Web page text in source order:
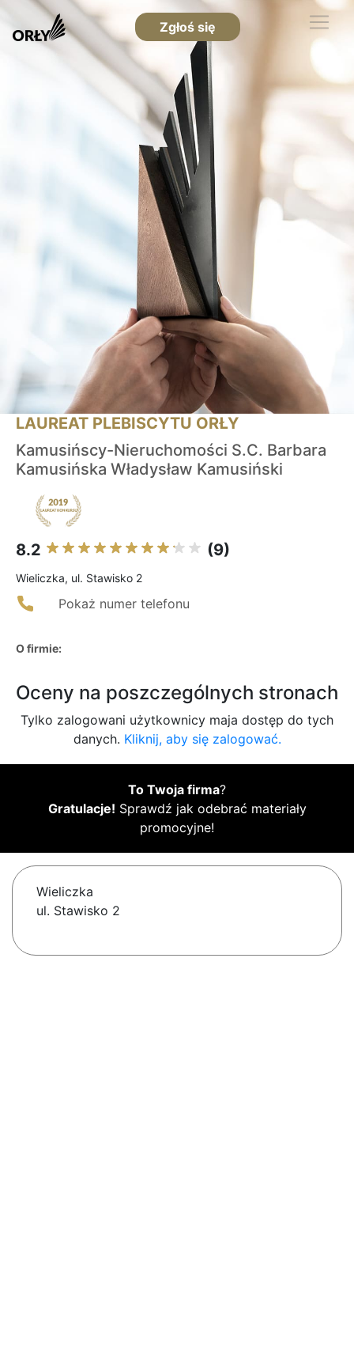
Zgłoś się
LAUREAT PLEBISCYTU ORŁY
Kamusińscy-Nieruchomości S.C. Barbara
Kamusińska Władysław Kamusiński
8.2 (9)
Wieliczka, ul. Stawisko 2
Pokaż numer telefonu
O firmie:
Oceny na poszczególnych stronach
Tylko zalogowani użytkownicy maja dostęp do tych
danych. Kliknij, aby się zalogować.
To Twoja firma?
Gratulacje! Sprawdź jak odebrać materiały
promocyjne!
Wieliczka
ul. Stawisko 2